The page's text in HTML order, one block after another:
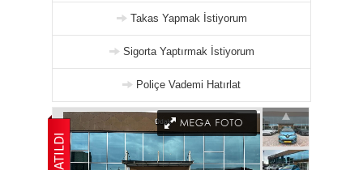
Takas Yapmak İstiyorum
Sigorta Yaptırmak İstiyorum
Poliçe Vademi Hatırlat